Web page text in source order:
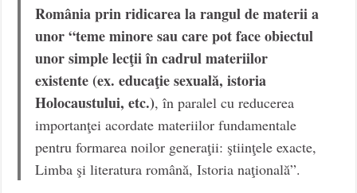
România prin ridicarea la rangul de materii a
unor “teme minore sau care pot face obiectul
unor simple lecţii în cadrul materiilor
existente (ex. educaţie sexuală, istoria
Holocaustului, etc.), în paralel cu reducerea
importanţei acordate materiilor fundamentale
pentru formarea noilor generaţii: ştiinţele exacte,
Limba şi literatura română, Istoria naţională”.